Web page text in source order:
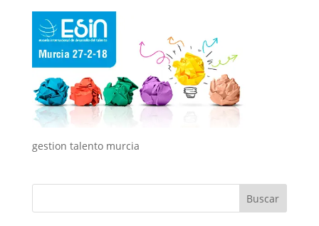
gestion talento murcia